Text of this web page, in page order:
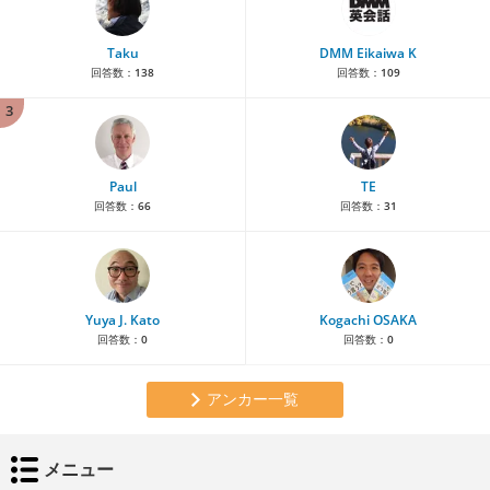
Taku
回答数： 138
DMM Eikaiwa K
回答数： 109
3
Paul
回答数： 66
TE
回答数： 31
Yuya J. Kato
回答数： 0
Kogachi OSAKA
回答数： 0
アンカー一覧
メニュー